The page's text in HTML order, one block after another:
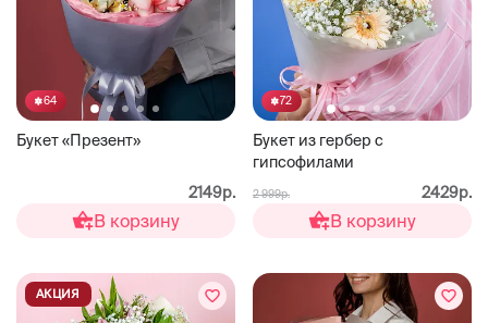
64
Букет «Презент»
2149р.
В корзину
72
Букет из гербер с
гипсофилами
2 999р. 2429р.
В корзину
АКЦИЯ